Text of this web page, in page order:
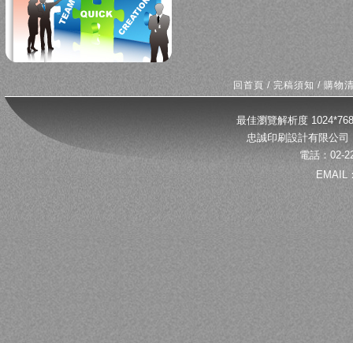
回首頁 /完稿須知 /購物
最佳瀏覽解析度
忠誠印刷設計有限公
電話：02-
EMAIL